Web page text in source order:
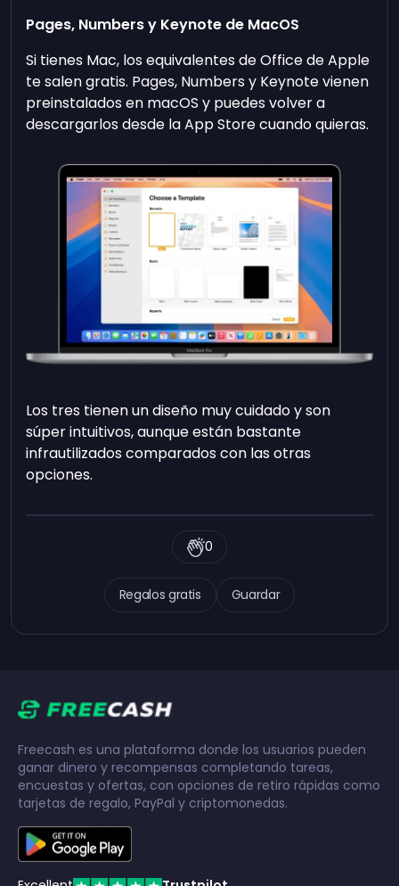
Pages, Numbers y Keynote de MacOS
Si tienes Mac, los equivalentes de Office de Apple
te salen gratis. Pages, Numbers y Keynote vienen
preinstalados en macOS y puedes volver a
descargarlos desde la App Store cuando quieras.
Los tres tienen un diseño muy cuidado y son
súper intuitivos, aunque están bastante
infrautilizados comparados con las otras
opciones.
Regalos gratis Guardar
0
Freecash es una plataforma donde los usuarios pueden
ganar dinero y recompensas completando tareas,
encuestas y ofertas, con opciones de retiro rápidas como
tarjetas de regalo, PayPal y criptomonedas.